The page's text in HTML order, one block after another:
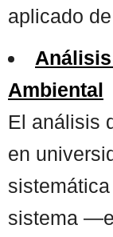
aplicado
Ambiental
El análisis
en
sistema